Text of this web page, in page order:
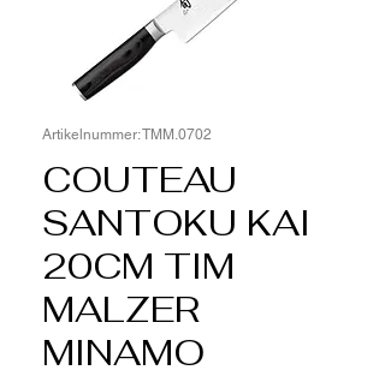
Artikelnummer: TMM.0702
COUTEAU
SANTOKU KAI
20CM TIM
MALZER
MINAMO